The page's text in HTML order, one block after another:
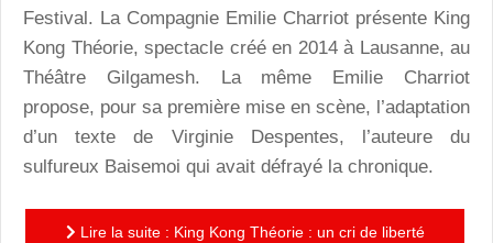
Festival. La Compagnie Emilie Charriot présente King
Kong Théorie, spectacle créé en 2014 à Lausanne, au
Théâtre Gilgamesh. La même Emilie Charriot
propose, pour sa première mise en scène, l’adaptation
d’un texte de Virginie Despentes, l’auteure du
sulfureux Baisemoi qui avait défrayé la chronique.
Lire la suite : King Kong Théorie : un cri de liberté